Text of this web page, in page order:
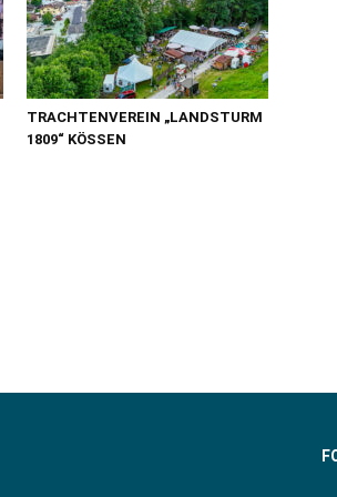
TRACHTENVEREIN „LANDSTURM
1809“ KÖSSEN